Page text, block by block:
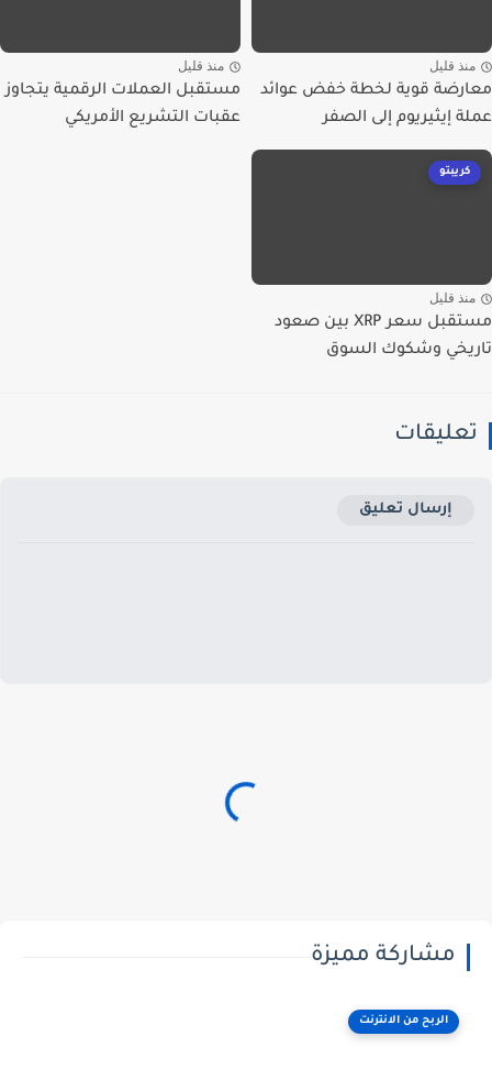
قليل
قوية لخطة خفض عوائد
إيثيريوم إلى الصفر
منذ قليل
مستقبل العملات الرقمية يتجاوز
عقبات التشريع الأمريكي
كريبتو
قليل
مستقبل سعر XRP بين صعود
وشكوك السوق
إرسال تعليق
مشاركة مميزة
الربح من الانترنت